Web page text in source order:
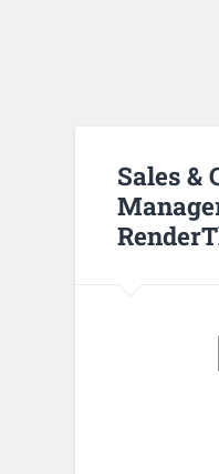
Sales &